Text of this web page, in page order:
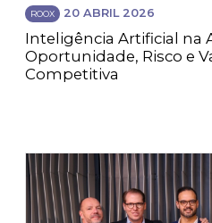
ROOX 20 ABRIL 2026
Inteligência Artificial na
Oportunidade, Risco e
Competitiva